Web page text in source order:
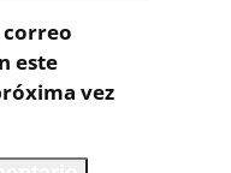
este
vez